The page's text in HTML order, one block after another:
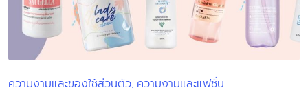
Posted
ความงามและของใช้ส่วนตัว ความงามและแฟชั่น